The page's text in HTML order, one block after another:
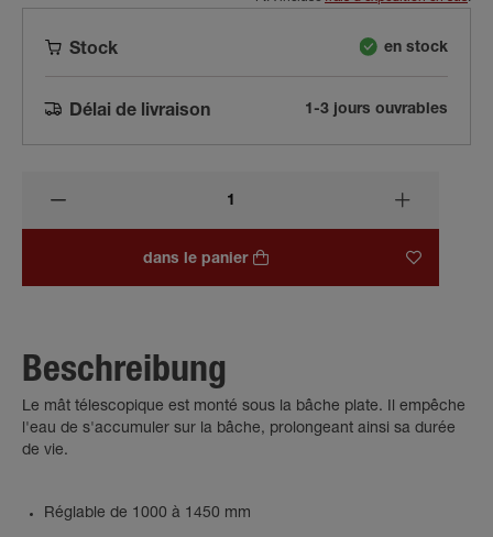
Stock en stock
Délai de livraison 1-3 jours ouvrables
dans le panier
Beschreibung
Le mât télescopique est monté sous la bâche plate. Il empêche
l'eau de s'accumuler sur la bâche, prolongeant ainsi sa durée
de vie.
Réglable de 1000 à 1450 mm